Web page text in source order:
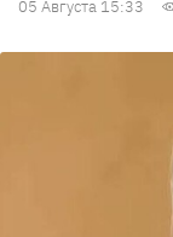
05 Августа 15:33